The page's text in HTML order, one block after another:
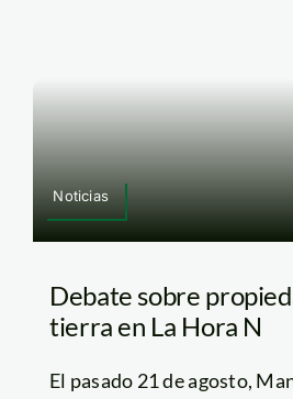
Noticias
Debate sobre
tierra en La Hora N
El pasado 21 de agosto,